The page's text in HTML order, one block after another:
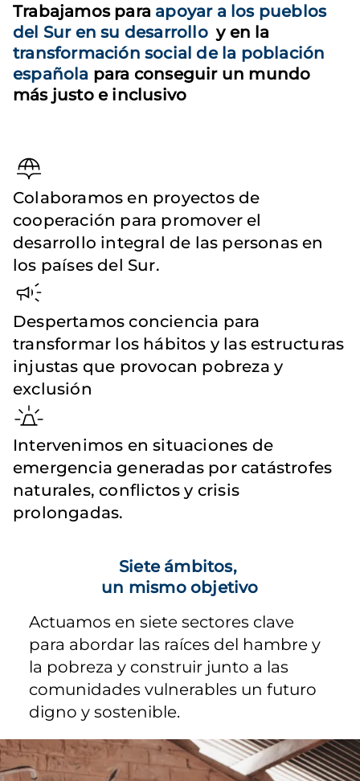
Trabajamos para apoyar a los pueblos
del Sur en su desarrollo y en la
transformación social de la población
española para conseguir un mundo
más justo e inclusivo
Colaboramos en proyectos de
cooperación para promover el
desarrollo integral de las personas en
los países del Sur.
Despertamos conciencia para
transformar los hábitos y las estructuras
injustas que provocan pobreza y
exclusión
Intervenimos en situaciones de
emergencia generadas por catástrofes
naturales, conflictos y crisis
prolongadas.
Siete ámbitos,
un mismo objetivo
Actuamos en siete sectores clave
para abordar las raíces del hambre y
la pobreza y construir junto a las
comunidades vulnerables un futuro
digno y sostenible.